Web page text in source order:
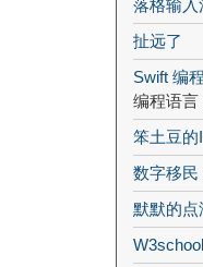
落格输入
扯远了
Swift 编
编程语言
笨土豆的
数字移民
默默的点
W3school